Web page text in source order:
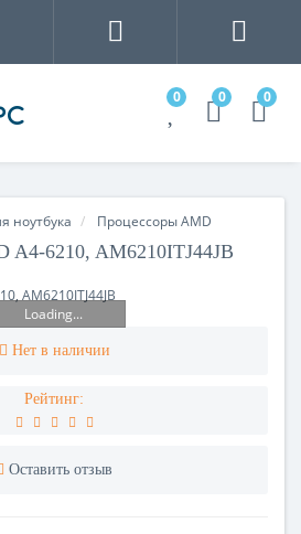
0 0 0
ноутбука Процессоры AMD
6210, AM6210ITJ44JB
Loading...
Нет в наличии
Рейтинг:
Оставить отзыв